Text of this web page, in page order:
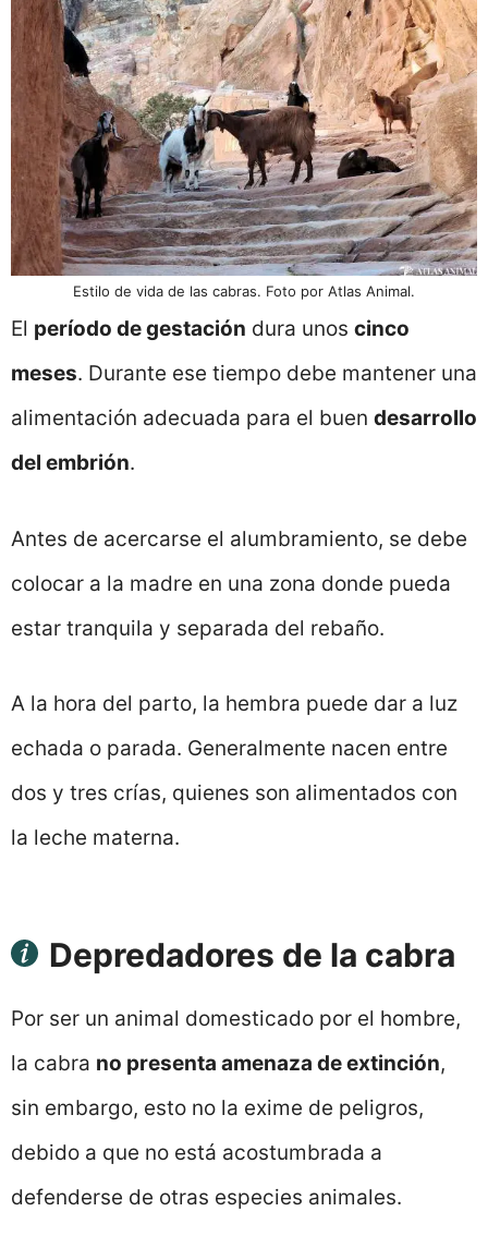
Estilo de vida de las cabras. Foto por Atlas Animal.
El período de gestación dura unos cinco
meses. Durante ese tiempo debe mantener una
alimentación adecuada para el buen desarrollo
del embrión.
Antes de acercarse el alumbramiento, se debe
colocar a la madre en una zona donde pueda
estar tranquila y separada del rebaño.
A la hora del parto, la hembra puede dar a luz
echada o parada. Generalmente nacen entre
dos y tres crías, quienes son alimentados con
la leche materna.
Depredadores de la cabra
Por ser un animal domesticado por el hombre,
la cabra no presenta amenaza de extinción,
sin embargo, esto no la exime de peligros,
debido a que no está acostumbrada a
defenderse de otras especies animales.